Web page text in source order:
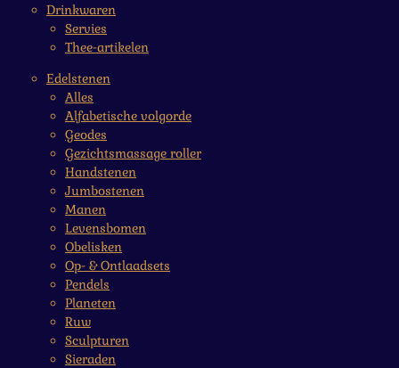
Drinkwaren
Servies
Thee-artikelen
Edelstenen
Alles
Alfabetische volgorde
Geodes
Gezichtsmassage roller
Handstenen
Jumbostenen
Manen
Levensbomen
Obelisken
Op- & Ontlaadsets
Pendels
Planeten
Ruw
Sculpturen
Sieraden